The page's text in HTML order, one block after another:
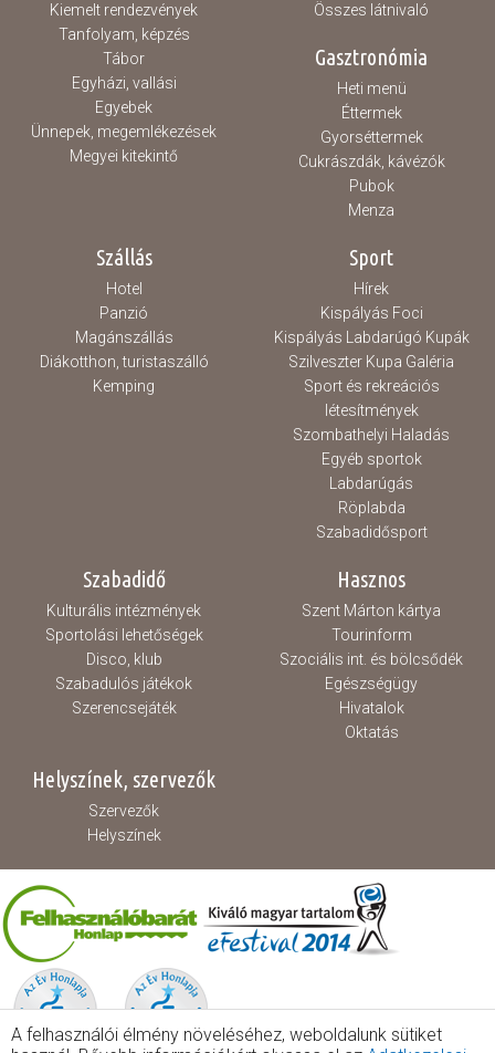
Kiemelt rendezvények
Tanfolyam, képzés
Tábor
Egyházi, vallási
Egyebek
Ünnepek, megemlékezések
Megyei kitekintő
Összes látnivaló
Gasztronómia
Heti menü
Éttermek
Gyorséttermek
Cukrászdák, kávézók
Pubok
Menza
Szállás
Hotel
Panzió
Magánszállás
Diákotthon, turistaszálló
Kemping
Sport
Hírek
Kispályás Foci
Kispályás Labdarúgó Kupák
Szilveszter Kupa Galéria
Sport és rekreációs
létesítmények
Szombathelyi Haladás
Egyéb sportok
Labdarúgás
Röplabda
Szabadidősport
Szabadidő
Kulturális intézmények
Sportolási lehetőségek
Disco, klub
Szabadulós játékok
Szerencsejáték
Hasznos
Szent Márton kártya
Tourinform
Szociális int. és bölcsődék
Egészségügy
Hivatalok
Oktatás
Helyszínek, szervezők
Szervezők
Helyszínek
A felhasználói élmény növeléséhez, weboldalunk sütiket